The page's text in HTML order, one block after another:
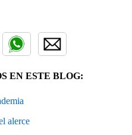
EN ESTE BLOG:
alerce